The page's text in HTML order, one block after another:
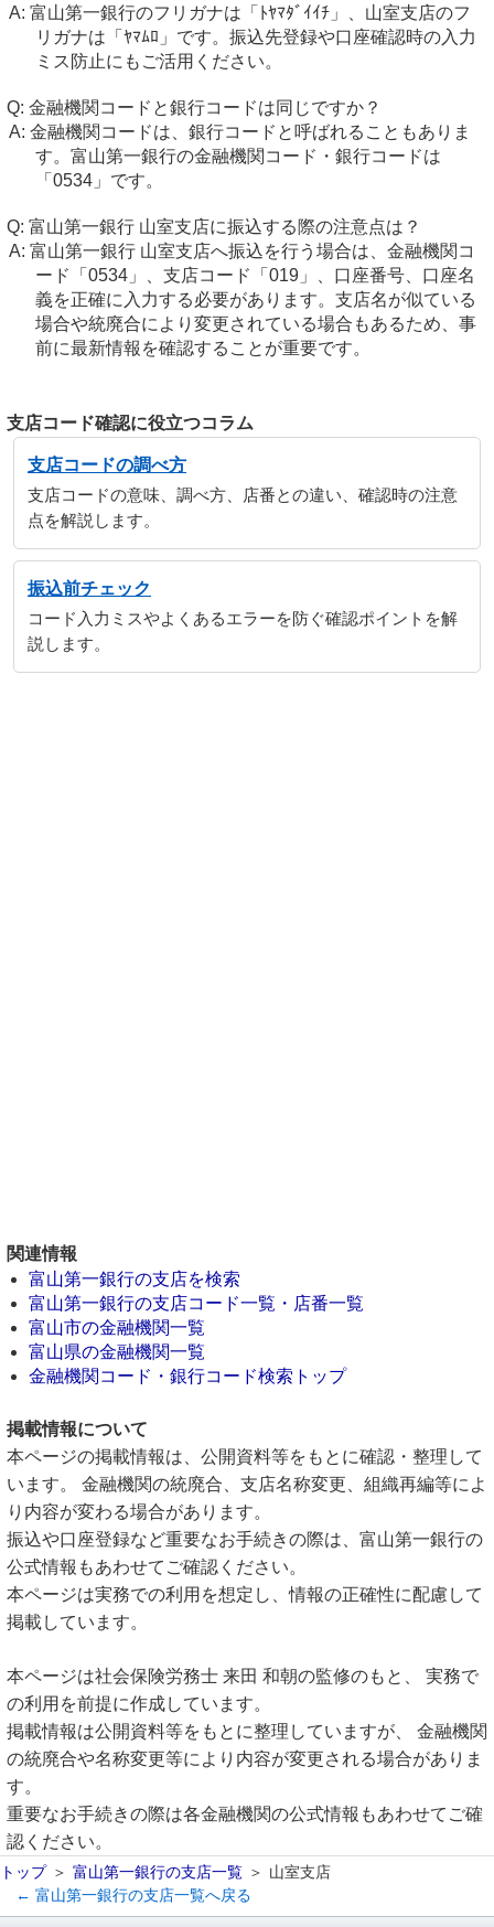
富山第一銀行のフリガナは「ﾄﾔﾏﾀﾞｲｲﾁ」、山室支店のフ
リガナは「ﾔﾏﾑﾛ」です。振込先登録や口座確認時の入力
ミス防止にもご活用ください。
金融機関コードと銀行コードは同じですか？
金融機関コードは、銀行コードと呼ばれることもありま
す。富山第一銀行の金融機関コード・銀行コードは
「0534」です。
富山第一銀行 山室支店に振込する際の注意点は？
富山第一銀行 山室支店へ振込を行う場合は、金融機関コ
ード「0534」、支店コード「019」、口座番号、口座名
義を正確に入力する必要があります。支店名が似ている
場合や統廃合により変更されている場合もあるため、事
前に最新情報を確認することが重要です。
支店コード確認に役立つコラム
支店コードの調べ方
支店コードの意味、調べ方、店番との違い、確認時の注意
点を解説します。
振込前チェック
コード入力ミスやよくあるエラーを防ぐ確認ポイントを解
説します。
関連情報
富山第一銀行の支店を検索
富山第一銀行の支店コード一覧・店番一覧
富山市の金融機関一覧
富山県の金融機関一覧
金融機関コード・銀行コード検索トップ
掲載情報について
本ページの掲載情報は、公開資料等をもとに確認・整理して
います。 金融機関の統廃合、支店名称変更、組織再編等によ
り内容が変わる場合があります。
振込や口座登録など重要なお手続きの際は、富山第一銀行の
公式情報もあわせてご確認ください。
本ページは実務での利用を想定し、情報の正確性に配慮して
掲載しています。
本ページは社会保険労務士 来田 和朝の監修のもと、 実務で
の利用を前提に作成しています。
掲載情報は公開資料等をもとに整理していますが、 金融機関
の統廃合や名称変更等により内容が変更される場合がありま
す。
重要なお手続きの際は各金融機関の公式情報もあわせてご確
認ください。
トップ 富山第一銀行の支店一覧
山室支店
← 富山第一銀行の支店一覧へ戻る